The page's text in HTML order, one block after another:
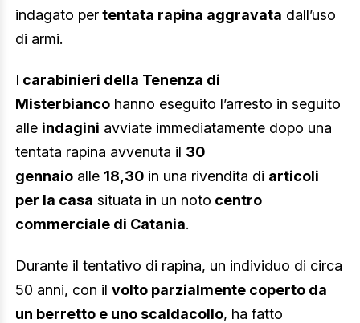
indagato pertentata rapina aggravata dall’uso
di armi.
I carabinieri della Tenenza di
Misterbianco hanno eseguito l’arresto in seguito
alle indagini avviate immediatamente dopo una
tentata rapina avvenuta il 30
gennaio alle 18,30 in una rivendita di articoli
per la casa situata in un noto centro
commerciale di Catania.
Durante il tentativo di rapina, un individuo di circa
50 anni, con il volto parzialmente coperto da
un berretto e uno scaldacollo, ha fatto